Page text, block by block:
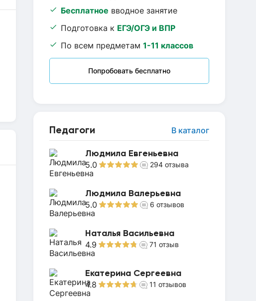
Бесплатное вводное занятие
Подготовка к ЕГЭ/ОГЭ и ВПР
По всем предметам 1-11 классов
Попробовать бесплатно
Педагоги В каталог
Людмила Евгеньевна
5.0 294 отзыва
Людмила Валерьевна
5.0 6 отзывов
Наталья Васильевна
4.9 71 отзыв
Екатерина Сергеевна
4.8 11 отзывов